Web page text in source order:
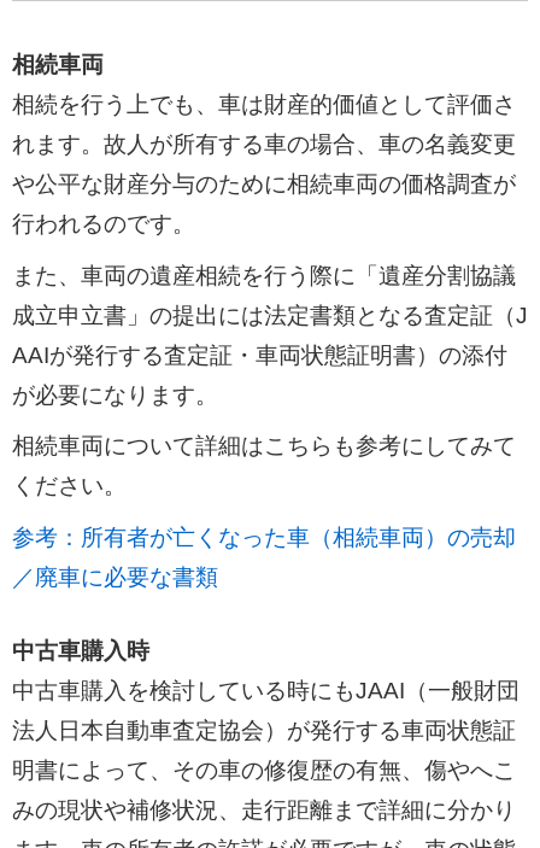
相続車両
相続を行う上でも、車は財産的価値として評価さ
れます。故人が所有する車の場合、車の名義変更
や公平な財産分与のために相続車両の価格調査が
行われるのです。
また、車両の遺産相続を行う際に「遺産分割協議
成立申立書」の提出には法定書類となる査定証（J
AAIが発行する査定証・車両状態証明書）の添付
が必要になります。
相続車両について詳細はこちらも参考にしてみて
ください。
参考：所有者が亡くなった車（相続車両）の売却
／廃車に必要な書類
中古車購入時
中古車購入を検討している時にもJAAI（一般財団
法人日本自動車査定協会）が発行する車両状態証
明書によって、その車の修復歴の有無、傷やへこ
みの現状や補修状況、走行距離まで詳細に分かり